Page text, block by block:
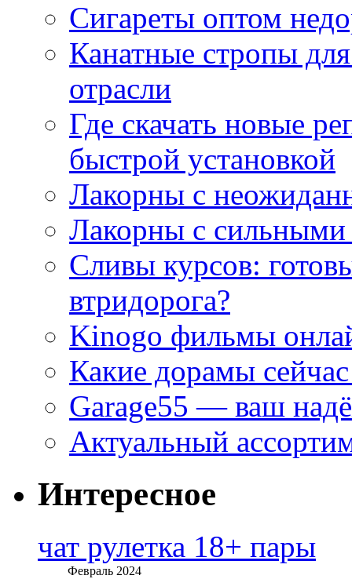
Сигареты оптом
Канатные стропы
отрасли
Где скачать новые
быстрой установкой
Лакорны с
Лакорны с сильными
Сливы курсов:
втридорога?
Kinogo фильмы
Какие дорамы
Garage55 — ваш
Актуальный
Интересное
чат рулетка 18+ пары
Февраль 2024